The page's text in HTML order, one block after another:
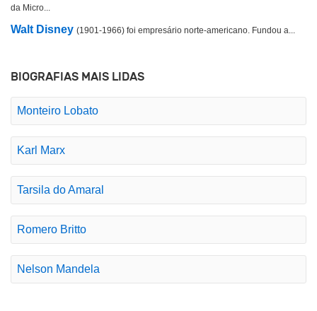
da Micro...
Walt Disney (1901-1966) foi empresário norte-americano. Fundou a...
BIOGRAFIAS MAIS LIDAS
Monteiro Lobato
Karl Marx
Tarsila do Amaral
Romero Britto
Nelson Mandela